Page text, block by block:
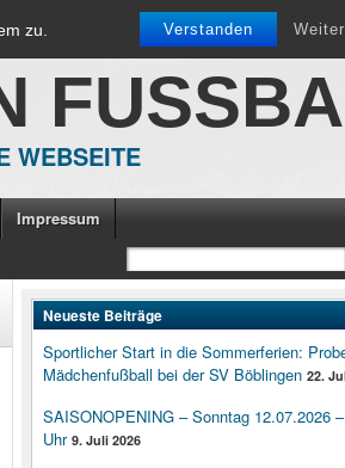
zu. Verstanden
WEBSEITE
Impressum
Neueste Beiträge
Sportlicher Start in die Sommerferien:
Mädchenfußball bei der SV Böblingen 22.
SAISONOPENING – Sonntag 12.07.2026
Uhr 9. Juli 2026